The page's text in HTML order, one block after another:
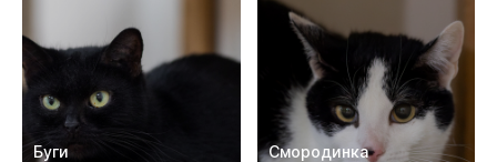
Буги Смородинка